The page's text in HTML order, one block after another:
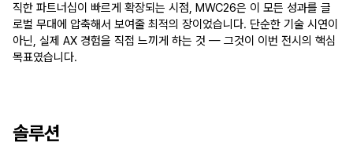
직한 파트너십이 빠르게 확장되는 시점, MWC26은 이 모든 성과를 글
로벌 무대에 압축해서 보여줄 최적의 장이었습니다. 단순한 기술 시연이
아닌, 실제 AX 경험을 직접 느끼게 하는 것 — 그것이 이번 전시의 핵심
목표였습니다.
솔루션